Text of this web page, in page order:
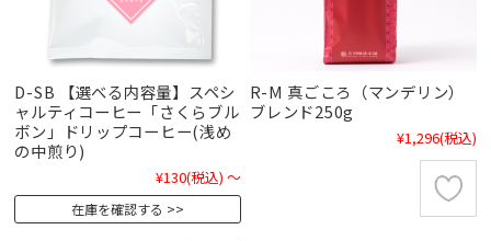
D-SB 【選べる内容量】スペシ
ャルティコーヒー「さくらブル
ボン」ドリップコーヒー(浅め
の中煎り)
¥130(税込) ～
在庫を確認する
R-M 真ごころ（マンデリン）
ブレンド250g
¥1,296(税込)